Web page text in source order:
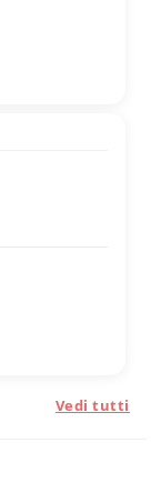
Vedi tutti